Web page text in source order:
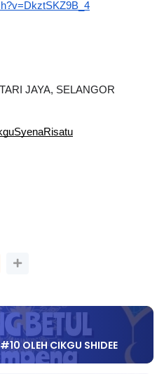
JAYA, SELANGOR
OLEH CIKGU SHIDEE